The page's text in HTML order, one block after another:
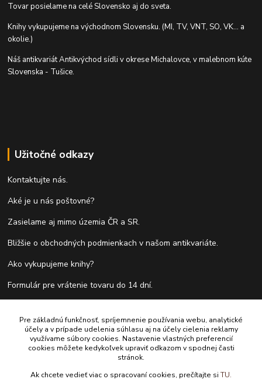
Tovar posielame na celé Slovensko aj do sveta.
Knihy vykupujeme na východnom Slovensku. (MI, TV, VNT, SO, VK... a
okolie.)
Náš antikvariát Antikvýchod sídli v okrese Michalovce, v malebnom kúte
Slovenska - Tušice.
Užitočné odkazy
Kontaktujte nás.
Aké je u nás poštovné?
Zasielame aj mimo územia ČR a SR.
Bližšie o obchodných podmienkach v našom antikvariáte.
Ako vykupujeme knihy?
Formulár pre vrátenie tovaru do 14 dní.
Kontakty
Antikvariát Antikvýchod
+421 911 881 967
Pre základnú funkčnosť, spríjemnenie používania webu, analytické
účely a v prípade udelenia súhlasu aj na účely cielenia reklamy
využívame súbory cookies. Nastavenie vlastných preferencií
cookies môžete kedykoľvek upraviť odkazom v spodnej časti
stránok.
Ak chcete vedieť viac o spracovaní cookies, prečítajte siTU.